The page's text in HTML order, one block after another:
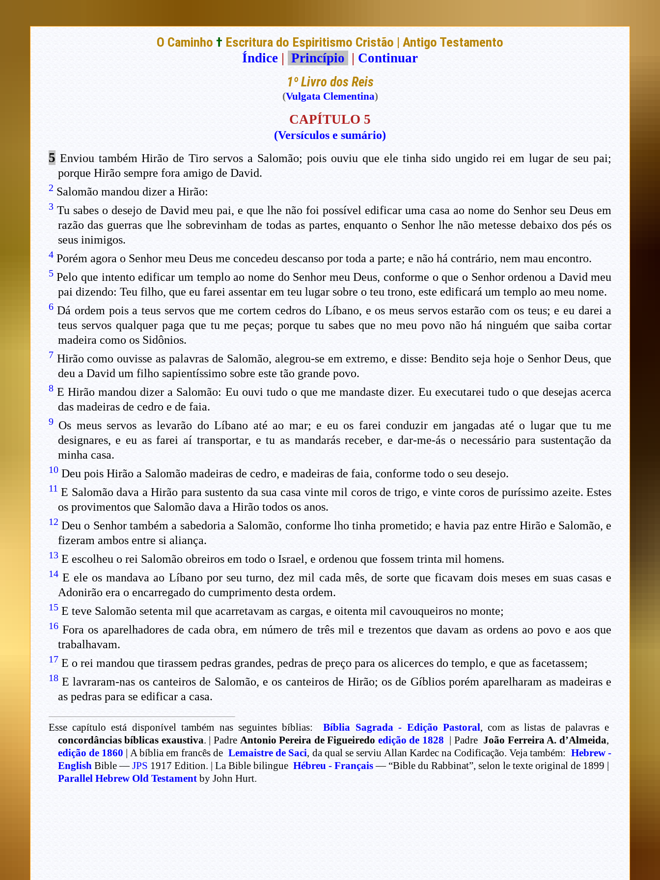
O Caminho † Escritura do Espiritismo Cristão | Antigo Testamento
Índice | Princípio | Continuar
1º Livro dos Reis
(Vulgata Clementina)
CAPÍTULO 5
(Versículos e sumário)
5 Enviou também Hirão de Tiro servos a Salomão; pois ouviu que ele tinha sido ungido rei em lugar de seu pai;
porque Hirão sempre fora amigo de David.
2 Salomão mandou dizer a Hirão:
3Tu sabes o desejo de David meu pai, e que lhe não foi possível edificar uma casa ao nome do Senhor seu Deus em
razão das guerras que lhe sobrevinham de todas as partes, enquanto o Senhor lhe não metesse debaixo dos pés os
seus inimigos.
4Porém agora o Senhor meu Deus me concedeu descanso por toda a parte; e não há contrário, nem mau encontro.
5Pelo que intento edificar um templo ao nome do Senhor meu Deus, conforme o que o Senhor ordenou a David meu
pai dizendo: Teu filho, que eu farei assentar em teu lugar sobre o teu trono, este edificará um templo ao meu nome.
6Dá ordem pois a teus servos que me cortem cedros do Líbano, e os meus servos estarão com os teus; e eu darei a
teus servos qualquer paga que tu me peças; porque tu sabes que no meu povo não há ninguém que saiba cortar
madeira como os Sidônios.
7 Hirão como ouvisse as palavras de Salomão, alegrou-se em extremo, e disse: Bendito seja hoje o Senhor Deus, que
deu a David um filho sapientíssimo sobre este tão grande povo.
8E Hirão mandou dizer a Salomão: Eu ouvi tudo o que me mandaste dizer. Eu executarei tudo o que desejas acerca
das madeiras de cedro e de faia.
9Os meus servos as levarão do Líbano até ao mar; e eu os farei conduzir em jangadas até o lugar que tu me
designares, e eu as farei aí transportar, e tu as mandarás receber, e dar-me-ás o necessário para sustentação da
minha casa.
10Deu pois Hirão a Salomão madeiras de cedro, e madeiras de faia, conforme todo o seu desejo.
11 E Salomão dava a Hirão para sustento da sua casa vinte mil coros de trigo, e vinte coros de puríssimo azeite. Estes
os provimentos que Salomão dava a Hirão todos os anos.
12 Deu o Senhor também a sabedoria a Salomão, conforme lho tinha prometido; e havia paz entre Hirão e Salomão, e
fizeram ambos entre si aliança.
13E escolheu o rei Salomão obreiros em todo o Israel, e ordenou que fossem trinta mil homens.
14E ele os mandava ao Líbano por seu turno, dez mil cada mês, de sorte que ficavam dois meses em suas casas e
Adonirão era o encarregado do cumprimento desta ordem.
15E teve Salomão setenta mil que acarretavam as cargas, e oitenta mil cavouqueiros no monte;
16Fora os aparelhadores de cada obra, em número de três mil e trezentos que davam as ordens ao povo e aos que
trabalhavam.
17 E o rei mandou que tirassem pedras grandes, pedras de preço para os alicerces do templo, e que as facetassem;
18E lavraram-nas os canteiros de Salomão, e os canteiros de Hirão; os de Gíblios porém aparelharam as madeiras e
as pedras para se edificar a casa.
Esse capítulo está disponível também nas seguintes bíblias: Bíblia Sagrada - Edição Pastoral, com as listas de palavras e
concordâncias bíblicas exaustiva. | Padre Antonio Pereira de Figueiredo edição de 1828 | Padre João Ferreira A. d’Almeida,
edição de 1860 | A bíblia em francês de Lemaistre de Saci, da qual se serviu Allan Kardec na Codificação. Veja também: Hebrew -
EnglishBible —JPS 1917 Edition. | La Bible bilingue Hébreu - Français— “Bible du Rabbinat”, selon le texte original de 1899 |
Parallel Hebrew Old Testamentby John Hurt.